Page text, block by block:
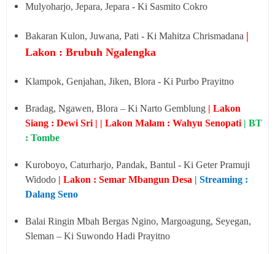
Mulyoharjo, Jepara, Jepara - Ki Sasmito Cokro
Bakaran Kulon, Juwana, Pati - Ki Mahitza Chrismadana |
Lakon : Brubuh Ngalengka
Klampok, Genjahan, Jiken, Blora - Ki Purbo Prayitno
Bradag, Ngawen, Blora – Ki Narto Gemblung | Lakon
Siang : Dewi Sri | | Lakon Malam : Wahyu Senopati | BT
: Tombe
Kuroboyo, Caturharjo, Pandak, Bantul - Ki Geter Pramuji
Widodo | Lakon : Semar Mbangun Desa | Streaming :
Dalang Seno
Balai Ringin Mbah Bergas Ngino, Margoagung, Seyegan,
Sleman – Ki Suwondo Hadi Prayitno